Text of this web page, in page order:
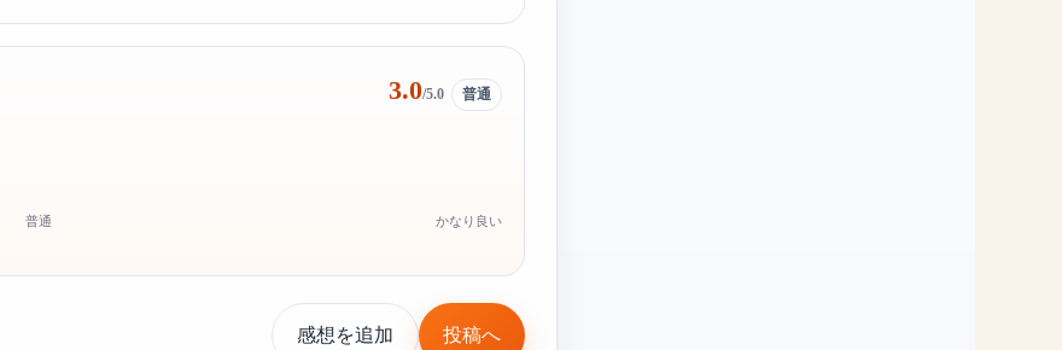
3.0/5.0 普通
普通 かなり良い
感想を追加 投稿へ